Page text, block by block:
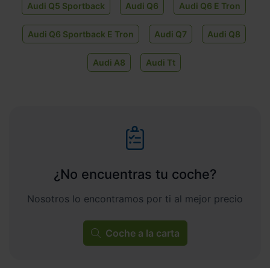
Audi Q5 Sportback Audi Q6 Audi Q6 E Tron
Audi Q6 Sportback E Tron Audi Q7 Audi Q8
Audi A8 Audi Tt
¿No encuentras tu coche?
Nosotros lo encontramos por ti al mejor precio
Coche a la carta